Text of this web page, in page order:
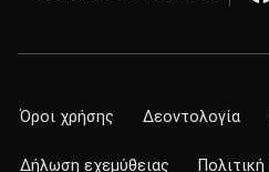
Όροι χρήσης Δεοντολογία
Δήλωση εχεμύθειας